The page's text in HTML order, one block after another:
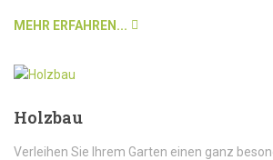
MEHR ERFAHREN...
Holzbau
Verleihen Sie Ihrem Garten einen ganz